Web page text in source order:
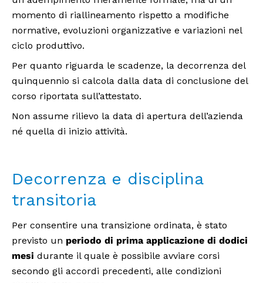
momento di riallineamento rispetto a modifiche
normative, evoluzioni organizzative e variazioni nel
ciclo produttivo.
Per quanto riguarda le scadenze, la decorrenza del
quinquennio si calcola dalla data di conclusione del
corso riportata sull’attestato.
Non assume rilievo la data di apertura dell’azienda
né quella di inizio attività.
Decorrenza e disciplina
transitoria
Per consentire una transizione ordinata, è stato
previsto un periodo di prima applicazione di dodici
mesi durante il quale è possibile avviare corsi
secondo gli accordi precedenti, alle condizioni